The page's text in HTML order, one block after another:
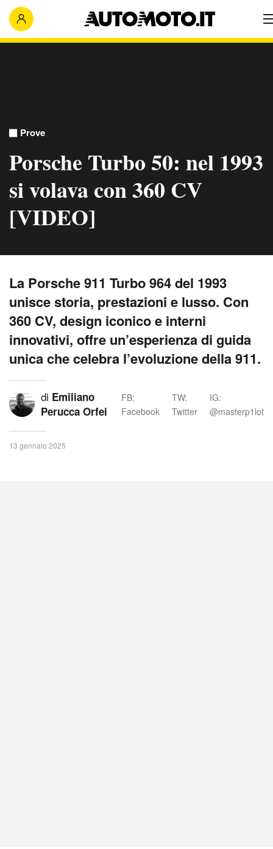
Prove
Porsche Turbo 50: nel 1993
si volava con 360 CV
[VIDEO]
La Porsche 911 Turbo 964 del 1993
unisce storia, prestazioni e lusso. Con
360 CV, design iconico e interni
innovativi, offre un’esperienza di guida
unica che celebra l’evoluzione della 911.
di Emiliano
Perucca Orfei
FB:
Facebook
TW:
Twitter
IG:
@masterp1lot
13 gennaio 2025